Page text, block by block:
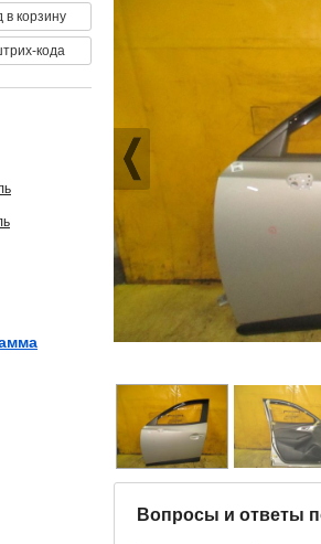
Вопросы и ответы
в корзину
кода